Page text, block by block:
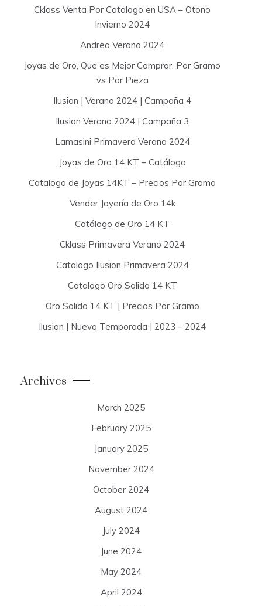
Cklass Venta Por Catalogo en USA – Otono
Invierno 2024
Andrea Verano 2024
Joyas de Oro, Que es Mejor Comprar, Por Gramo
vs Por Pieza
Ilusion | Verano 2024 | Campaña 4
Ilusion Verano 2024 | Campaña 3
Lamasini Primavera Verano 2024
Joyas de Oro 14 KT – Catálogo
Catalogo de Joyas 14KT – Precios Por Gramo
Vender Joyería de Oro 14k
Catálogo de Oro 14 KT
Cklass Primavera Verano 2024
Catalogo Ilusion Primavera 2024
Catalogo Oro Solido 14 KT
Oro Solido 14 KT | Precios Por Gramo
Ilusion | Nueva Temporada | 2023 – 2024
Archives
March 2025
February 2025
January 2025
November 2024
October 2024
August 2024
July 2024
June 2024
May 2024
April 2024